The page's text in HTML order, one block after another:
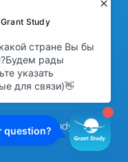
grant-study.com